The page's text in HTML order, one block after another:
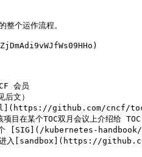
整个运作流程。
会员
文）
github.com/cncf/toc/
某个TOC双月会议上介绍给
某个 [SIG](/kubernetes-
可进入[sandbox](https://